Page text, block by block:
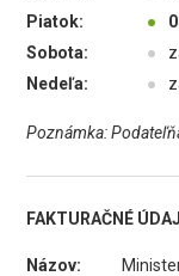
Piatok:
●
Sobota: ●
Nedeľa:
●
Poznámka:
FAKTURAČNÉ
Názov: